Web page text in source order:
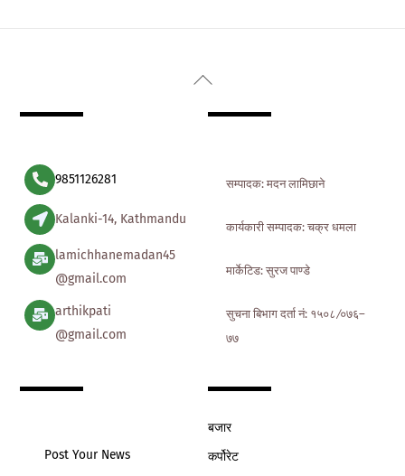
Back
9851126281
Kalanki-14, Kathmandu
lamichhanemadan45
@gmail.com
arthikpati
@gmail.com
सम्पादक: मदन लामिछाने
कार्यकारी सम्पादक: चक्र धमला
मार्केटिड: सुरज पाण्डे
सुचना बिभाग दर्ता नं: १५०८ ∕०७६–
७७
Post Your News
बजार
कर्पोरेट